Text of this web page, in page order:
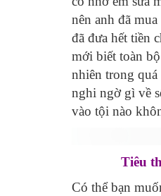
nên anh đã
đã đưa hết tiền
mới biết toàn
nhiên trong
nghi ngờ gì về
vào tội nào
Tiêu
Có thể bạn